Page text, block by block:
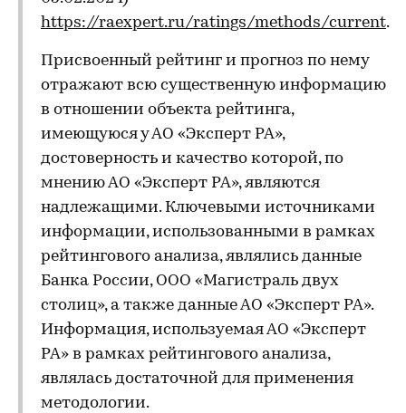
https://raexpert.ru/ratings/methods/current.
Присвоенный рейтинг и прогноз по нему
отражают всю существенную информацию
в отношении объекта рейтинга,
имеющуюся у АО «Эксперт РА»,
достоверность и качество которой, по
мнению АО «Эксперт РА», являются
надлежащими. Ключевыми источниками
информации, использованными в рамках
рейтингового анализа, являлись данные
Банка России, ООО «Магистраль двух
столиц», а также данные АО «Эксперт РА».
Информация, используемая АО «Эксперт
РА» в рамках рейтингового анализа,
являлась достаточной для применения
методологии.